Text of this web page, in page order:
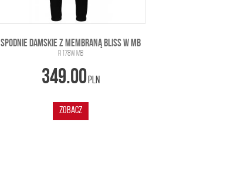
SPODNIE DAMSKIE Z MEMBRANĄ BLISS W MB
R 178W MB
349.00PLN
ZOBACZ